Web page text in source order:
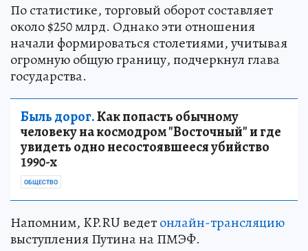
По статистике, торговый оборот составляет
около $250 млрд. Однако эти отношения
начали формироваться столетиями, учитывая
огромную общую границу, подчеркнул глава
государства.
Быль дорог.Как попасть обычному
человеку на космодром "Восточный" и где
увидеть одно несостоявшееся убийство
1990-х
ОБЩЕСТВО
Напомним, KP.RU ведетонлайн-трансляцию
выступления Путина на ПМЭФ.